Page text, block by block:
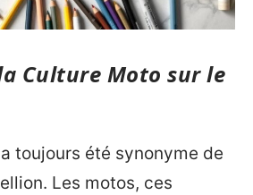
Culture Moto sur le
toujours été synonyme de
Les motos, ces